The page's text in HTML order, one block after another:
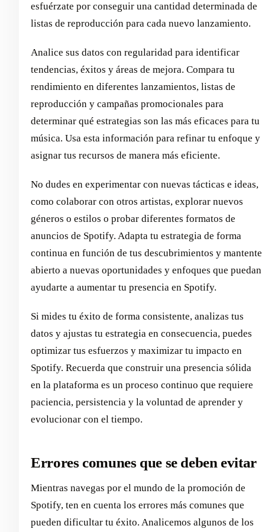
esfuérzate por conseguir una cantidad determinada de
listas de reproducción para cada nuevo lanzamiento.
Analice sus datos con regularidad para identificar
tendencias, éxitos y áreas de mejora. Compara tu
rendimiento en diferentes lanzamientos, listas de
reproducción y campañas promocionales para
determinar qué estrategias son las más eficaces para tu
música. Usa esta información para refinar tu enfoque y
asignar tus recursos de manera más eficiente.
No dudes en experimentar con nuevas tácticas e ideas,
como colaborar con otros artistas, explorar nuevos
géneros o estilos o probar diferentes formatos de
anuncios de Spotify. Adapta tu estrategia de forma
continua en función de tus descubrimientos y mantente
abierto a nuevas oportunidades y enfoques que puedan
ayudarte a aumentar tu presencia en Spotify.
Si mides tu éxito de forma consistente, analizas tus
datos y ajustas tu estrategia en consecuencia, puedes
optimizar tus esfuerzos y maximizar tu impacto en
Spotify. Recuerda que construir una presencia sólida
en la plataforma es un proceso continuo que requiere
paciencia, persistencia y la voluntad de aprender y
evolucionar con el tiempo.
Errores comunes que se deben evitar
Mientras navegas por el mundo de la promoción de
Spotify, ten en cuenta los errores más comunes que
pueden dificultar tu éxito. Analicemos algunos de los